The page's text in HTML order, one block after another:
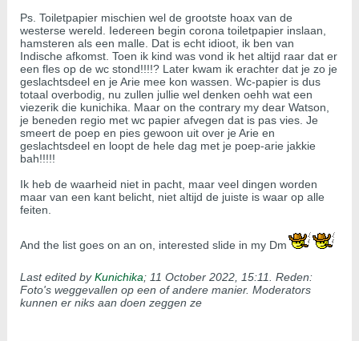
Ps. Toiletpapier mischien wel de grootste hoax van de
westerse wereld. Iedereen begin corona toiletpapier inslaan,
hamsteren als een malle. Dat is echt idioot, ik ben van
Indische afkomst. Toen ik kind was vond ik het altijd raar dat er
een fles op de wc stond!!!!? Later kwam ik erachter dat je zo je
geslachtsdeel en je Arie mee kon wassen. Wc-papier is dus
totaal overbodig, nu zullen jullie wel denken oehh wat een
viezerik die kunichika. Maar on the contrary my dear Watson,
je beneden regio met wc papier afvegen dat is pas vies. Je
smeert de poep en pies gewoon uit over je Arie en
geslachtsdeel en loopt de hele dag met je poep-arie jakkie
bah!!!!!
Ik heb de waarheid niet in pacht, maar veel dingen worden
maar van een kant belicht, niet altijd de juiste is waar op alle
feiten.
And the list goes on an on, interested slide in my Dm
Last edited byKunichika; 11 October 2022, 15:11
Reden:
Foto's weggevallen op een of andere manier. Moderators
kunnen er niks aan doen zeggen ze